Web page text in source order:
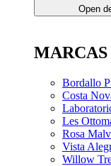
Open
Bordallo
Costa
Les
Rosa
Vista
Willow